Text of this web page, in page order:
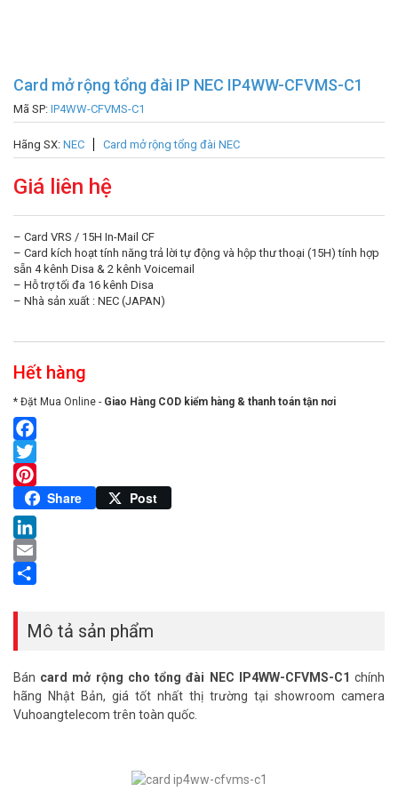
Card mở rộng tổng đài IP NEC IP4WW-CFVMS-C1
Mã SP: IP4WW-CFVMS-C1
Hãng SX: NEC Card mở rộng tổng đài NEC
Giá liên hệ
– Card VRS / 15H In-Mail CF
– Card kích hoạt tính năng trả lời tự động và hộp thư thoại (15H) tính hợp
sẵn 4 kênh Disa & 2 kênh Voicemail
– Hỗ trợ tối đa 16 kênh Disa
– Nhà sản xuất : NEC (JAPAN)
Hết hàng
* Đặt Mua Online - Giao Hàng COD kiểm hàng & thanh toán tận nơi
Facebook
Twitter
Pinterest
Share Post
LinkedIn
Email
Mô tả sản phẩm
Bán card mở rộng cho tổng đài NEC IP4WW-CFVMS-C1 chính
hãng Nhật Bản, giá tốt nhất thị trường tại showroom camera
Vuhoangtelecom trên toàn quốc.